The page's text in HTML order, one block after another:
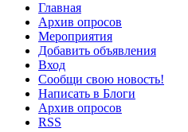
Главная
Архив опросов
Мероприятия
Добавить объявления
Вход
Сообщи свою новость!
Написать в Блоги
Архив опросов
RSS